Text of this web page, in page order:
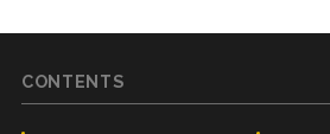
CONTENTS